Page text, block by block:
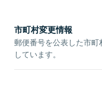
市町村変更情報
郵便番号を公表した市
しています。